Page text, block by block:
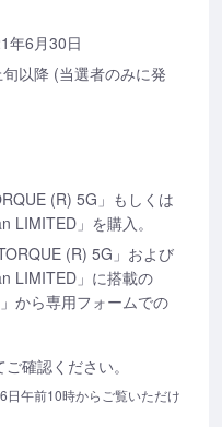
年6月30日
以降 (当選者のみに発
(R) 5G」もしくは
LIMITED」を購入。
(R) 5G」および
LIMITED」に搭載の
から専用フォームでの
ご確認ください。
午前10時からご覧いただけ